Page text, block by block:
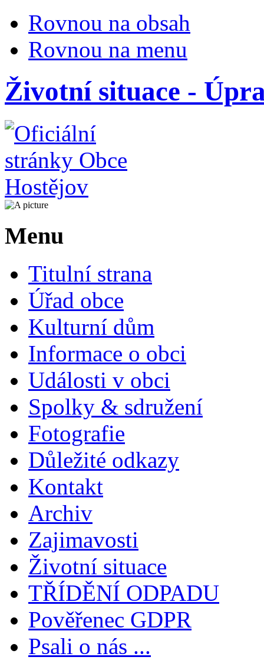
Rovnou na obsah
Rovnou na menu
Životní situace -
Menu
Titulní strana
Úřad obce
Kulturní dům
Informace o obci
Události v obci
Spolky & sdružení
Fotografie
Důležité odkazy
Kontakt
Archiv
Zajimavosti
Životní situace
TŘÍDĚNÍ ODPADU
Pověřenec GDPR
Psali o nás ...